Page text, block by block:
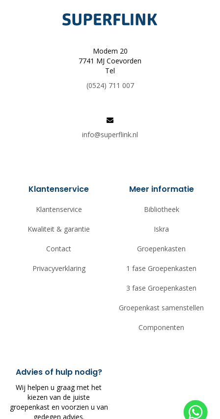
Modem 20
7741 MJ Coevorden
Tel
(0524) 711 007
info@superflink.nl
Klantenservice
Klantenservice
Kwaliteit & garantie
Contact
Privacyverklaring
Meer informatie
Bibliotheek
Iskra
Groepenkasten
1 fase Groepenkasten
3 fase Groepenkasten
Groepenkast samenstellen
Componenten
Advies of hulp nodig?
Wij helpen u graag met het
kiezen van de juiste
groepenkast en voorzien u van
gedegen advies.